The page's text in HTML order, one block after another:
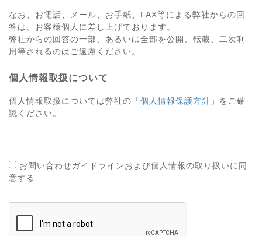
なお、お電話、メール、お手紙、FAX等による弊社からの回
答は、お客様個人に差し上げております。
弊社からの回答の一部、あるいは全部を公開、転載、二次利
用等されるのはご遠慮ください。
個人情報取扱について
個人情報取扱については弊社の「 個人情報保護方針 」をご確
認ください。
お問い合わせガイドラインおよび個人情報の取り扱いに同
意する